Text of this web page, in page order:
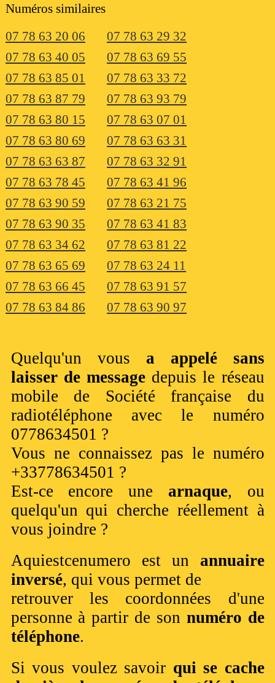
Numéros similaires
07 78 63 20 06
07 78 63 29 32
07 78 63 40 05
07 78 63 69 55
07 78 63 85 01
07 78 63 33 72
07 78 63 87 79
07 78 63 93 79
07 78 63 80 15
07 78 63 07 01
07 78 63 80 69
07 78 63 63 31
07 78 63 63 87
07 78 63 32 91
07 78 63 78 45
07 78 63 41 96
07 78 63 90 59
07 78 63 21 75
07 78 63 90 35
07 78 63 41 83
07 78 63 34 62
07 78 63 81 22
07 78 63 65 69
07 78 63 24 11
07 78 63 66 45
07 78 63 91 57
07 78 63 84 86
07 78 63 90 97
Quelqu'un vous a appelé sans
laisser de messagedepuis le réseau
mobile de Société française du
radiotéléphone avec le numéro
0778634501 ?
Vous ne connaissez pas le numéro
+33778634501 ?
Est-ce encore une arnaque, ou
quelqu'un qui cherche réellement à
vous joindre ?
Aquiestcenumero est un annuaire
inversé, qui vous permet de
retrouver les coordonnées d'une
personne à partir de son numéro de
téléphone.
Si vous voulez savoir qui se cache